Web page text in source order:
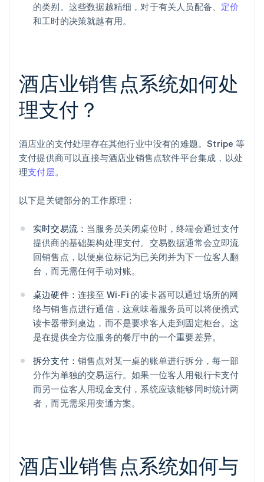
的类别。这些数据越精细，对于有关人员配备、 定价
和工时的决策就越有用。
酒店业销售点系统如何处
理支付？
酒店业的支付处理存在其他行业中没有的难题。Stripe 等
支付提供商可以直接与酒店业销售点软件平台集成，以处
理支付层。
以下是关键部分的工作原理：
实时交易流： 当服务员关闭桌位时，终端会通过支付
提供商的基础架构处理支付。交易数据通常会立即流
回销售点，以便桌位标记为已关闭并为下一位客人翻
台，而无需任何手动对账。
桌边硬件： 连接至 Wi-Fi 的读卡器可以通过场所的网
络与销售点进行通信，这意味着服务员可以将便携式
读卡器带到桌边，而不是要求客人走到固定柜台。这
是在提供全方位服务的餐厅中的一个重要差异。
拆分支付： 销售点对某一桌的账单进行拆分，每一部
分作为单独的交易运行。如果一位客人用银行卡支付
而另一位客人用现金支付，系统应该能够同时统计两
者，而无需采用变通方案。
酒店业销售点系统如何与